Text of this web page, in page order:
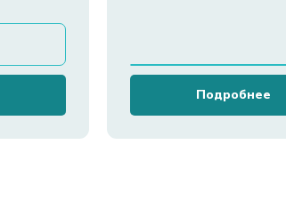
Подробнее